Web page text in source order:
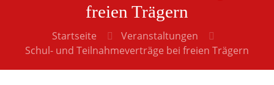
freien Trägern
Startseite
Veranstaltungen
Schul- und Teilnahmeverträge bei freien Trägern